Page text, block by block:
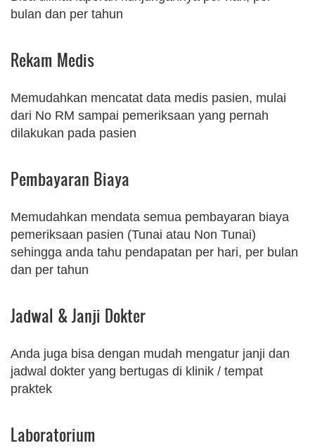
bulan dan per tahun
Rekam Medis
Memudahkan mencatat data medis pasien, mulai
dari No RM sampai pemeriksaan yang pernah
dilakukan pada pasien
Pembayaran Biaya
Memudahkan mendata semua pembayaran biaya
pemeriksaan pasien (Tunai atau Non Tunai)
sehingga anda tahu pendapatan per hari, per bulan
dan per tahun
Jadwal & Janji Dokter
Anda juga bisa dengan mudah mengatur janji dan
jadwal dokter yang bertugas di klinik / tempat
praktek
Laboratorium